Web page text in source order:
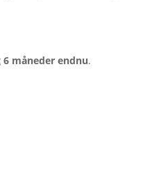
måneder endnu.